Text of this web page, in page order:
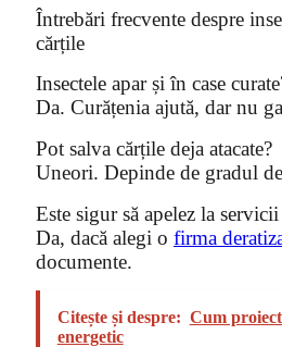
Întrebări frecvente despre
cărțile
Insectele apar și în case
Da. Curățenia ajută, dar nu
Pot salva cărțile deja atacate?
Uneori. Depinde de gradul
Este sigur să apelez la
Da, dacă alegi o firma
documente.
Citește și despre: Cum
energetic